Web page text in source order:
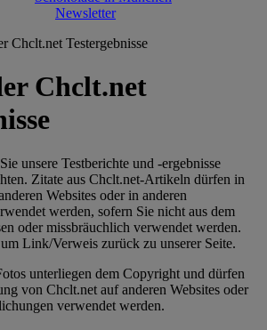
Newsletter
Chclt.net Testergebnisse
Chclt.net
unsere Testberichte und -ergebnisse
Zitate aus Chclt.net-Artikeln dürfen in
Websites oder in anderen
werden, sofern Sie nicht aus dem
oder missbräuchlich verwendet werden.
Link/Verweis zurück zu unserer Seite.
unterliegen dem Copyright und dürfen
von Chclt.net auf anderen Websites oder
verwendet werden.